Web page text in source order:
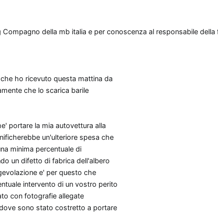
della mb italia e per conoscenza al responsabile della
ho ricevuto questa mattina da
che lo scarica barile
portare la mia autovettura alla
un'ulteriore spesa che
minima percentuale di
un difetto di fabrica dell'albero
e' per questo che
intervento di un vostro perito
con fotografie allegate
sono stato costretto a portare